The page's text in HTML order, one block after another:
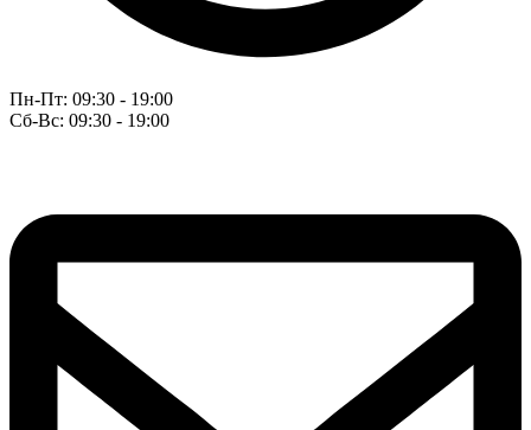
Пн-Пт: 09:30 - 19:00
Сб-Вс: 09:30 - 19:00